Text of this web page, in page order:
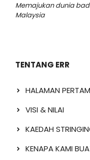
Memajukan dunia
Malaysia
TENTANG ERR
HALAMAN
VISI & NILAI
KAEDAH
KENAPA KAMI